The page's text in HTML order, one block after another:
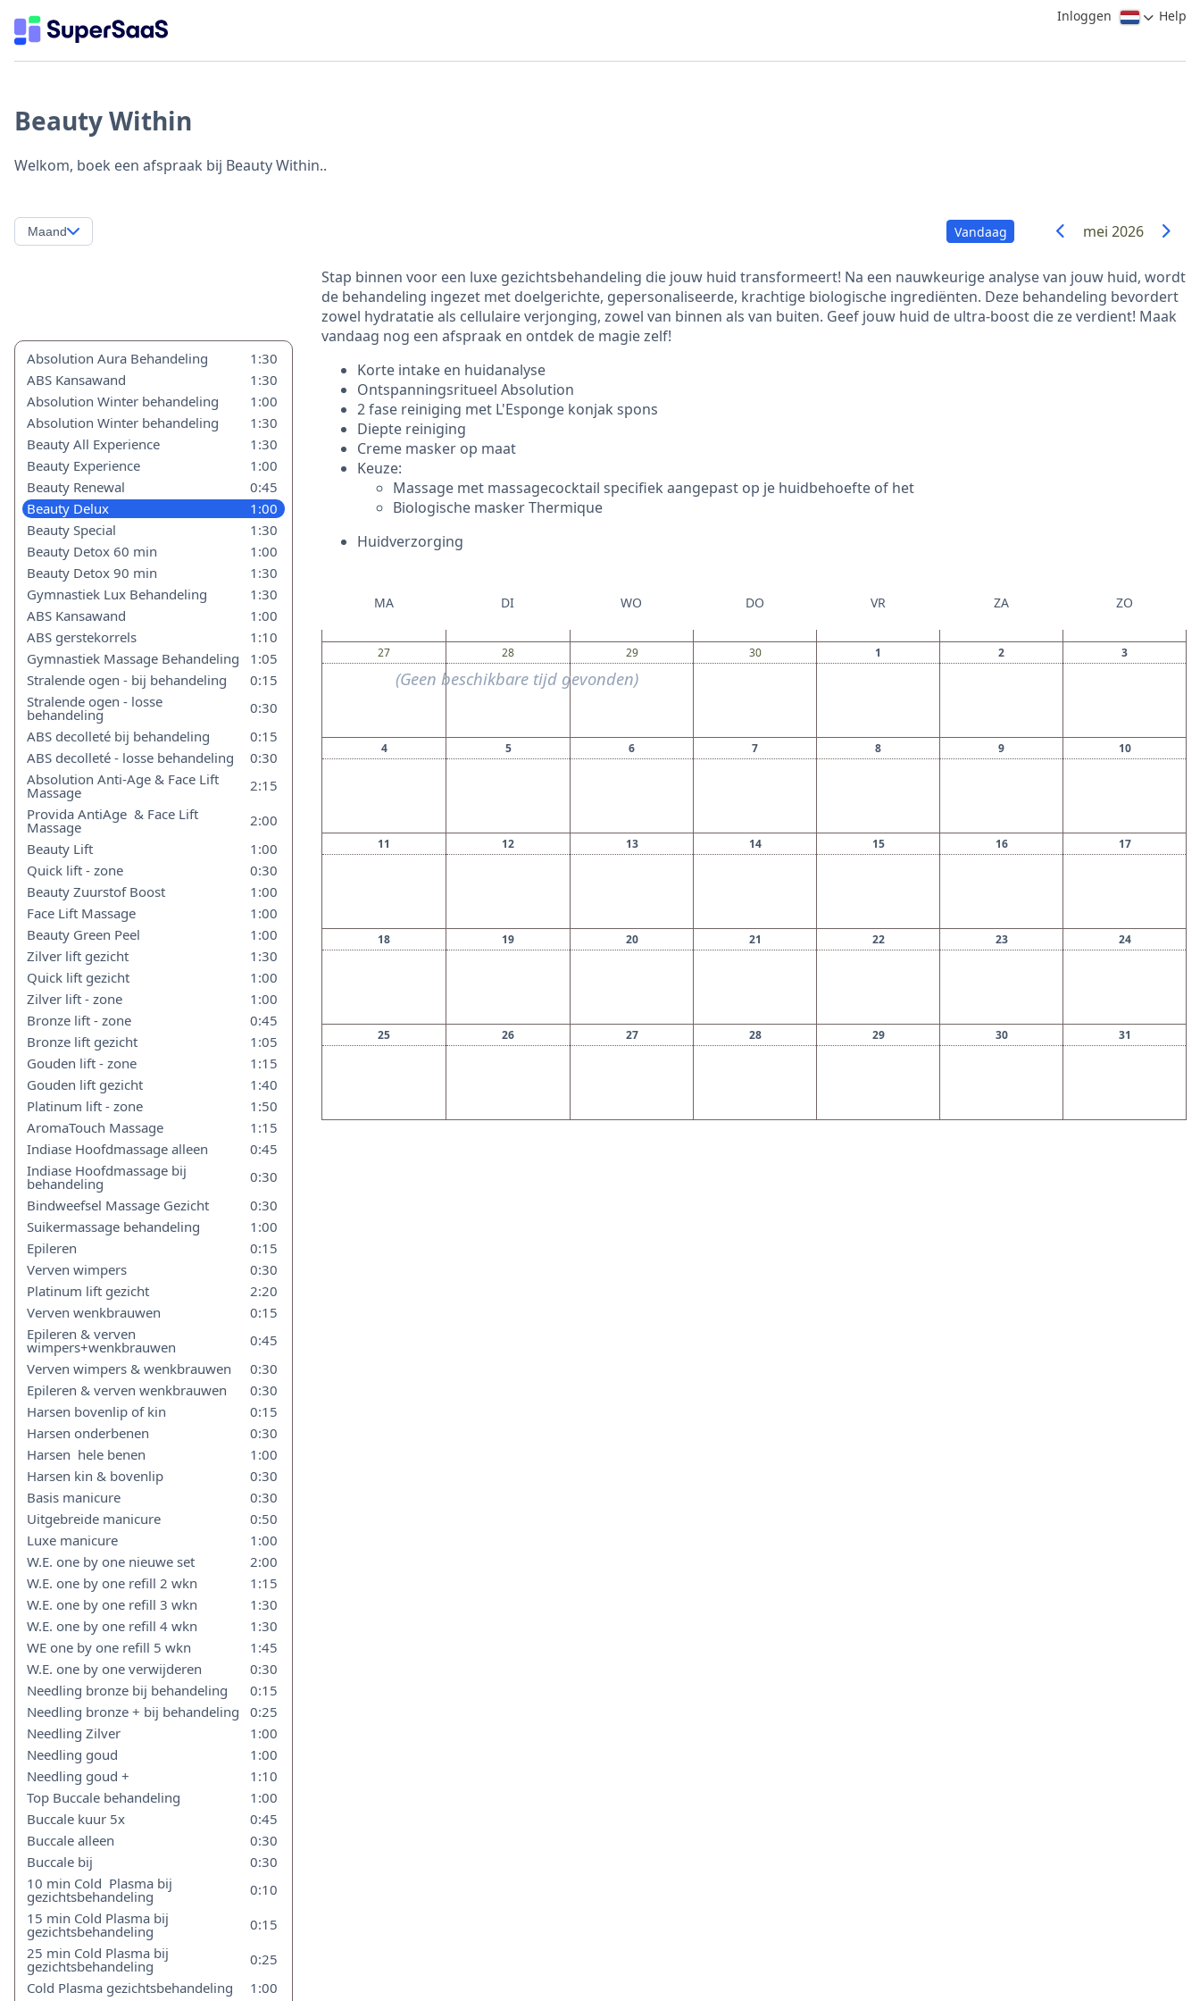
Inloggen Help
Beauty Within
Welkom, boek een afspraak bij Beauty Within..
mei 2026
Vandaag
Maand
Absolution Aura Behandeling
1:30
ABS Kansawand
1:30
Absolution Winter behandeling
1:00
Absolution Winter behandeling
1:30
Beauty All Experience
1:30
Beauty Experience
1:00
Beauty Renewal
0:45
Beauty Delux
1:00
Beauty Special
1:30
Beauty Detox 60 min
1:00
Beauty Detox 90 min
1:30
Gymnastiek Lux Behandeling
1:30
ABS Kansawand
1:00
ABS gerstekorrels
1:10
Gymnastiek Massage Behandeling
1:05
Stralende ogen ‑ bij behandeling
0:15
Stralende ogen ‑ losse
behandeling
0:30
ABS decolleté bij behandeling
0:15
ABS decolleté ‑ losse behandeling
0:30
Absolution Anti‑Age & Face Lift
Massage
2:15
Provida AntiAge & Face Lift
Massage
2:00
Beauty Lift
1:00
Quick lift ‑ zone
0:30
Beauty Zuurstof Boost
1:00
Face Lift Massage
1:00
Beauty Green Peel
1:00
Zilver lift gezicht
1:30
Quick lift gezicht
1:00
Zilver lift ‑ zone
1:00
Bronze lift ‑ zone
0:45
Bronze lift gezicht
1:05
Gouden lift ‑ zone
1:15
Gouden lift gezicht
1:40
Platinum lift ‑ zone
1:50
AromaTouch Massage
1:15
Indiase Hoofdmassage alleen
0:45
Indiase Hoofdmassage bij
behandeling
0:30
Bindweefsel Massage Gezicht
0:30
Suikermassage behandeling
1:00
Epileren
0:15
Verven wimpers
0:30
Platinum lift gezicht
2:20
Verven wenkbrauwen
0:15
Epileren & verven
wimpers+wenkbrauwen
0:45
Verven wimpers & wenkbrauwen
0:30
Epileren & verven wenkbrauwen
0:30
Harsen bovenlip of kin
0:15
Harsen onderbenen
0:30
Harsen hele benen
1:00
Harsen kin & bovenlip
0:30
Basis manicure
0:30
Uitgebreide manicure
0:50
Luxe manicure
1:00
W.E. one by one nieuwe set
2:00
W.E. one by one refill 2 wkn
1:15
W.E. one by one refill 3 wkn
1:30
W.E. one by one refill 4 wkn
1:30
WE one by one refill 5 wkn
1:45
W.E. one by one verwijderen
0:30
Needling bronze bij behandeling
0:15
Needling bronze + bij behandeling
0:25
Needling Zilver
1:00
Needling goud
1:00
Needling goud +
1:10
Top Buccale behandeling
1:00
Buccale kuur 5x
0:45
Buccale alleen
0:30
Buccale bij
0:30
10 min Cold Plasma bij
gezichtsbehandeling
0:10
15 min Cold Plasma bij
gezichtsbehandeling
0:15
25 min Cold Plasma bij
gezichtsbehandeling
0:25
Cold Plasma gezichtsbehandeling
1:00
Stap binnen voor een luxe gezichtsbehandeling die jouw huid transformeert! Na een nauwkeurige analyse van jouw huid, wordt
de behandeling ingezet met doelgerichte, gepersonaliseerde, krachtige biologische ingrediënten. Deze behandeling bevordert
zowel hydratatie als cellulaire verjonging, zowel van binnen als van buiten. Geef jouw huid de ultra-boost die ze verdient! Maak
vandaag nog een afspraak en ontdek de magie zelf!
Korte intake en huidanalyse
Ontspanningsritueel Absolution
2 fase reiniging met L'Esponge konjak spons
Diepte reiniging
Creme masker op maat
Keuze:
Massage met massagecocktail specifiek aangepast op je huidbehoefte of het
Biologische masker Thermique
Huidverzorging
(Geen beschikbare tijd gevonden)
MA DI WO DO VR ZA ZO
27 28 29 30 1 2 3
4 5 6 7 8 9 10
11 12 13 14 15 16 17
18 19 20 21 22 23 24
25 26 27 28 29 30 31